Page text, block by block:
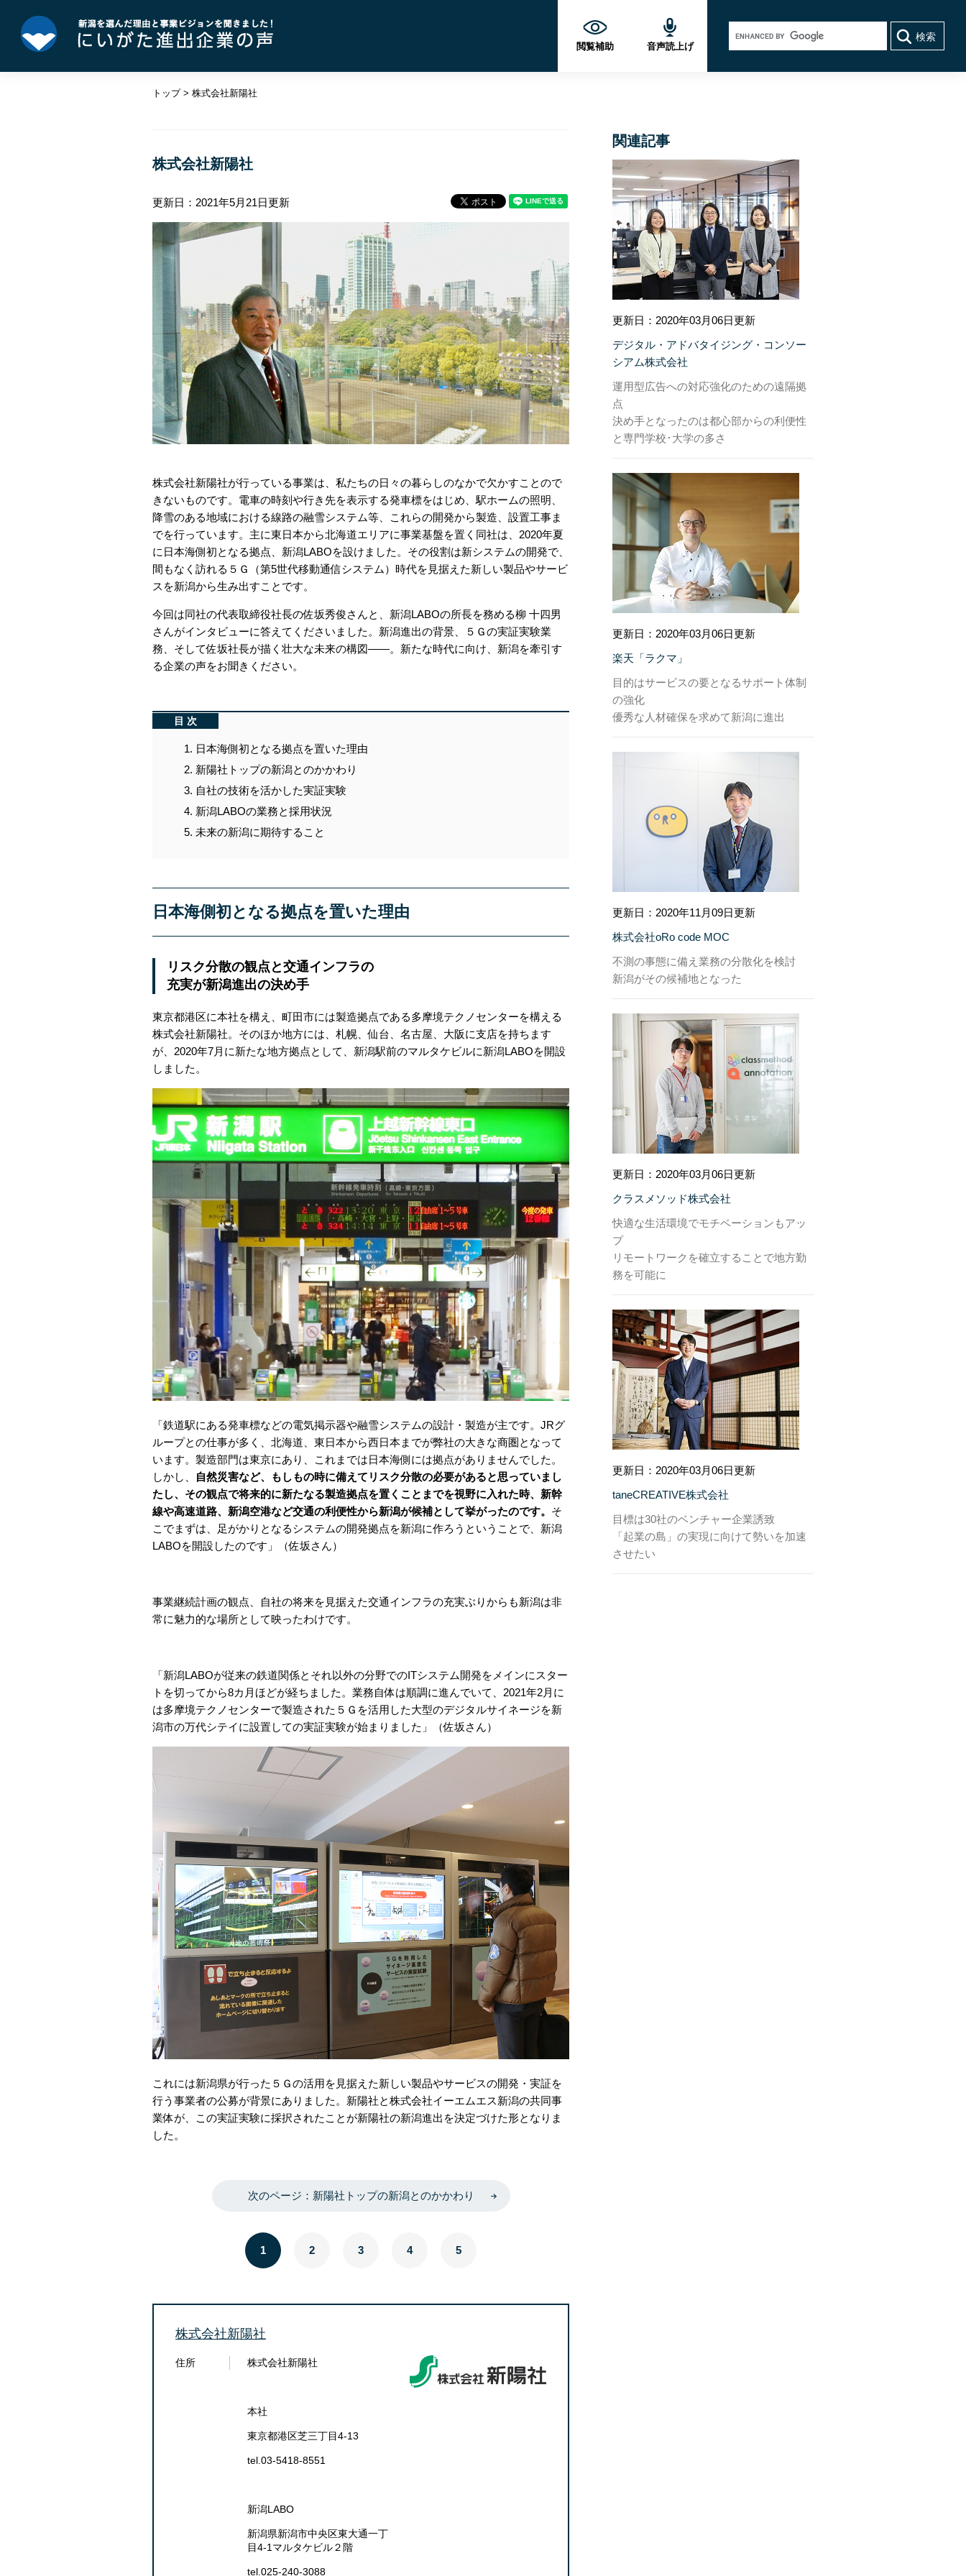
閲覧補助 音声読上げ
タ
トップ > 株式会社新陽社
文
株式会社新陽社
更新日：2021年5月21日更新
株式会社新陽社が行っている事業は、私たちの日々の暮らしのなかで欠かすことので
きないものです。電車の時刻や行き先を表示する発車標をはじめ、駅ホームの照明、
降雪のある地域における線路の融雪システム等、これらの開発から製造、設置工事ま
でを行っています。主に東日本から北海道エリアに事業基盤を置く同社は、2020年夏
に日本海側初となる拠点、新潟LABOを設けました。その役割は新システムの開発で、
間もなく訪れる５Ｇ（第5世代移動通信システム）時代を見据えた新しい製品やサービ
スを新潟から生み出すことです。
今回は同社の代表取締役社長の佐坂秀俊さんと、新潟LABOの所長を務める柳 十四男
さんがインタビューに答えてくださいました。新潟進出の背景、５Ｇの実証実験業
務、そして佐坂社長が描く壮大な未来の構図――。新たな時代に向け、新潟を牽引す
る企業の声をお聞きください。
目次
日本海側初となる拠点を置いた理由
新陽社トップの新潟とのかかわり
自社の技術を活かした実証実験
新潟LABOの業務と採用状況
未来の新潟に期待すること
日本海側初となる拠点を置いた理由
リスク分散の観点と交通インフラの
充実が新潟進出の決め手
東京都港区に本社を構え、町田市には製造拠点である多摩境テクノセンターを構える
株式会社新陽社。そのほか地方には、札幌、仙台、名古屋、大阪に支店を持ちます
が、2020年7月に新たな地方拠点として、新潟駅前のマルタケビルに新潟LABOを開設
しました。
「鉄道駅にある発車標などの電気掲示器や融雪システムの設計・製造が主です。JRグ
ループとの仕事が多く、北海道、東日本から西日本までが弊社の大きな商圏となって
います。製造部門は東京にあり、これまでは日本海側には拠点がありませんでした。
しかし、
自然災害など、もしもの時に備えてリスク分散の必要があると思っていまし
たし、その観点で将来的に新たなる製造拠点を置くことまでを視野に入れた時、新幹
線や高速道路、新潟空港など交通の利便性から新潟が候補として挙がったのです。 そ
こでまずは、足がかりとなるシステムの開発拠点を新潟に作ろうということで、新潟
LABOを開設したのです」（佐坂さん）
事業継続計画の観点、自社の将来を見据えた交通インフラの充実ぶりからも新潟は非
常に魅力的な場所として映ったわけです。
「新潟LABOが従来の鉄道関係とそれ以外の分野でのITシステム開発をメインにスター
トを切ってから8カ月ほどが経ちました。業務自体は順調に進んでいて、2021年2月に
は多摩境テクノセンターで製造された５Ｇを活用した大型のデジタルサイネージを新
潟市の万代シテイに設置しての実証実験が始まりました」（佐坂さん）
これには新潟県が行った５Ｇの活用を見据えた新しい製品やサービスの開発・実証を
行う事業者の公募が背景にありました。新陽社と株式会社イーエムエス新潟の共同事
業体が、この実証実験に採択されたことが新陽社の新潟進出を決定づけた形となりま
した。
次のページ：新陽社トップの新潟とのかかわり
1 2 3 4 5
株式会社新陽社
住所 株式会社新陽社
本社
東京都港区芝三丁目4-13
tel.03-5418-8551
新潟LABO
新潟県新潟市中央区東大通一丁
目4-1マルタケビル２階
tel.025-240-3088
関連記事
更新日：2020年03月06日更新
デジタル・アドバタイジング・コンソー
シアム株式会社
運用型広告への対応強化のための遠隔拠
点
決め手となったのは都心部からの利便性
と専門学校･大学の多さ
更新日：2020年03月06日更新
楽天「ラクマ」
目的はサービスの要となるサポート体制
の強化
優秀な人材確保を求めて新潟に進出
更新日：2020年11月09日更新
株式会社oRo code MOC
不測の事態に備え業務の分散化を検討
新潟がその候補地となった
更新日：2020年03月06日更新
クラスメソッド株式会社
快適な生活環境でモチベーションもアッ
プ
リモートワークを確立することで地方勤
務を可能に
更新日：2020年03月06日更新
taneCREATIVE株式会社
目標は30社のベンチャー企業誘致
「起業の島」の実現に向けて勢いを加速
させたい